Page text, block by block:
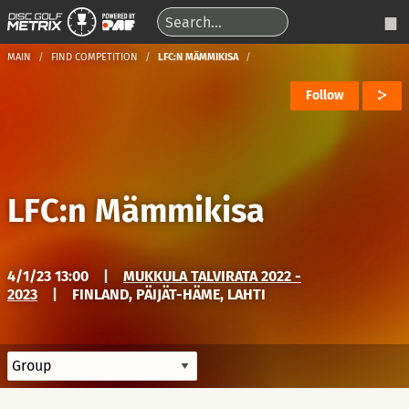
MAIN FIND COMPETITION LFC:N MÄMMIKISA
Follow
LFC:n Mämmikisa
4/1/23 13:00
MUKKULA TALVIRATA 2022 -
2023
FINLAND, PÄIJÄT-HÄME, LAHTI